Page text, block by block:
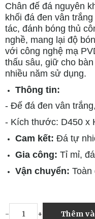
Chân đế đá nguyên
khối đá đen vân
tác, đánh bóng thủ
nghề, mang lại độ
với công nghệ mạ
thấu sâu, giữ cho
nhiều năm sử dụng.
Thông tin:
- Đế đá đen vân
- Kích thước: D450 x
Cam kết: Đá tự
Gia công: Tỉ mỉ,
Vận chuyển: Toàn
- + Thêm